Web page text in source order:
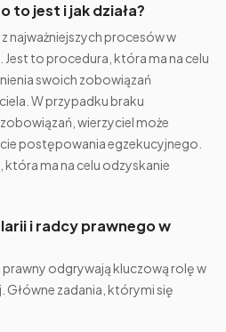
to jest i jak działa?
najważniejszych procesów w
to procedura, która ma na celu
swoich zobowiązań
W przypadku braku
wierzyciel może
postępowania egzekucyjnego.
ma na celu odzyskanie
i radcy prawnego w
odgrywają kluczową rolę w
zadania, którymi się